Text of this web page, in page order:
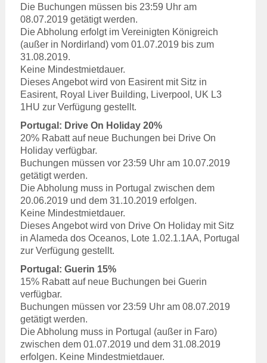
Die Buchungen müssen bis 23:59 Uhr am
08.07.2019 getätigt werden.
Die Abholung erfolgt im Vereinigten Königreich
(außer in Nordirland) vom 01.07.2019 bis zum
31.08.2019.
Keine Mindestmietdauer.
Dieses Angebot wird von Easirent mit Sitz in
Easirent, Royal Liver Building, Liverpool, UK L3
1HU zur Verfügung gestellt.
Portugal: Drive On Holiday 20%
20% Rabatt auf neue Buchungen bei Drive On
Holiday verfügbar.
Buchungen müssen vor 23:59 Uhr am 10.07.2019
getätigt werden.
Die Abholung muss in Portugal zwischen dem
20.06.2019 und dem 31.10.2019 erfolgen.
Keine Mindestmietdauer.
Dieses Angebot wird von Drive On Holiday mit Sitz
in Alameda dos Oceanos, Lote 1.02.1.1AA, Portugal
zur Verfügung gestellt.
Portugal: Guerin 15%
15% Rabatt auf neue Buchungen bei Guerin
verfügbar.
Buchungen müssen vor 23:59 Uhr am 08.07.2019
getätigt werden.
Die Abholung muss in Portugal (außer in Faro)
zwischen dem 01.07.2019 und dem 31.08.2019
erfolgen. Keine Mindestmietdauer.